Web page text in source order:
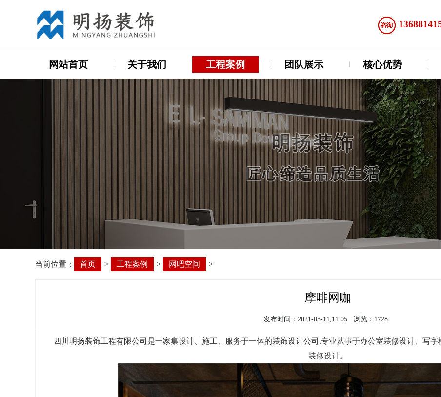
网站首页 关于我们 工程案例 团队展示 核心优势
当前位置： 首页 > 工程案例 > 网吧空间 >
摩啡网咖
发布时间：2021-05-11,11:05 浏览：1728
四川明扬装饰工程有限公司是一家集设计、施工、服务于一体的装饰设计公司.专业从事于办公室装修设计、写
装修设计。